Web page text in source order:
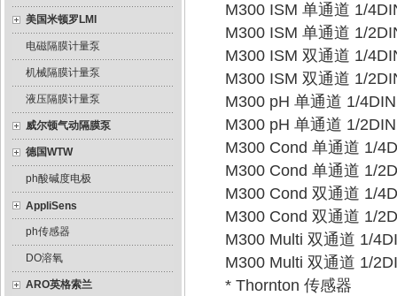
美国米顿罗LMI
电磁隔膜计量泵
机械隔膜计量泵
液压隔膜计量泵
威尔顿气动隔膜泵
德国WTW
ph酸碱度电极
AppliSens
ph传感器
DO溶氧
ARO英格索兰
M300 ISM 单通道 1/
M300 ISM 单通道 1/
M300 ISM 双通道 1/
M300 ISM 双通道 1/
M300 pH 单通道 1/
M300 pH 单通道 1/
M300 Cond 单通道 1/
M300 Cond 单通道 1/
M300 Cond 双通道 1/
M300 Cond 双通道 1/
M300 Multi 双通道 1/
M300 Multi 双通道 1/
* Thornton 传感器